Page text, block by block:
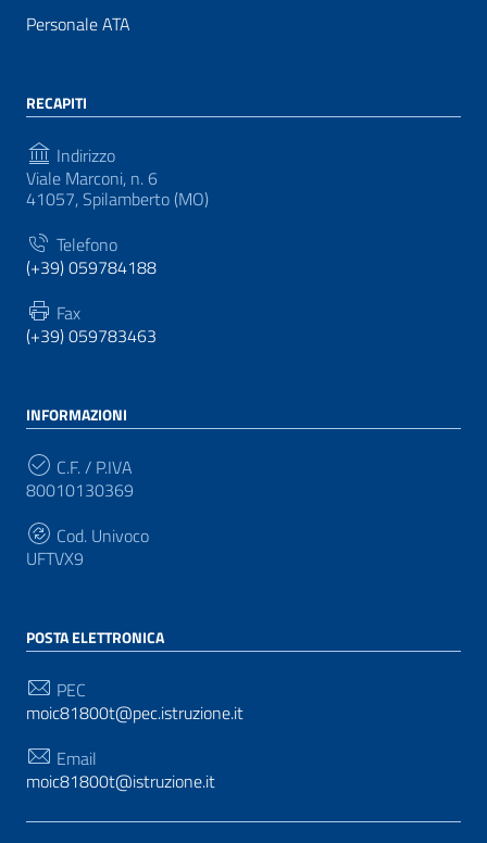
Personale ATA
RECAPITI
Indirizzo
Viale Marconi, n. 6
41057, Spilamberto (MO)
Telefono
(+39) 059784188
Fax
(+39) 059783463
INFORMAZIONI
C.F. / P.IVA
80010130369
Cod. Univoco
UFTVX9
POSTA ELETTRONICA
PEC
moic81800t@pec.istruzione.it
Email
moic81800t@istruzione.it